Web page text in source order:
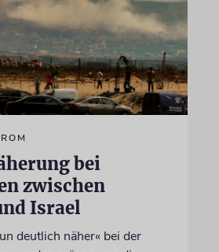
bei
zwischen
Israel
deutlich näher« bei der